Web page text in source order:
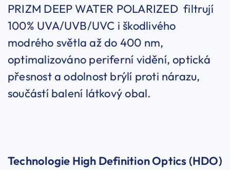
PRIZM DEEP WATER POLARIZED filtrují
100% UVA/UVB/UVC i škodlivého
modrého světla až do 400 nm,
optimalizováno periferní vidění, optická
přesnost a odolnost brýlí proti nárazu,
součástí balení látkový obal.
Technologie High Definition Optics (HDO)